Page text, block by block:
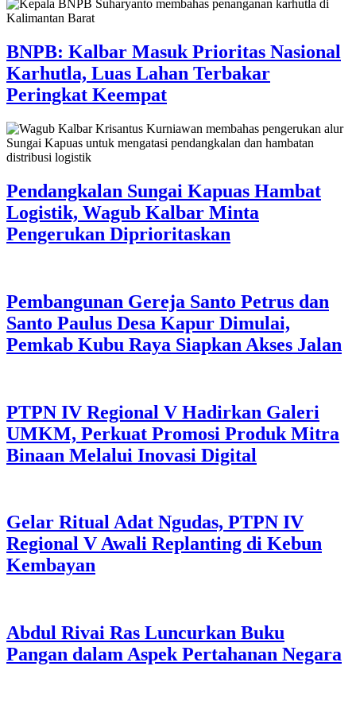
BNPB: Kalbar Masuk Prioritas Nasional
Karhutla, Luas Lahan Terbakar
Peringkat Keempat
Pendangkalan Sungai Kapuas Hambat
Logistik, Wagub Kalbar Minta
Pengerukan Diprioritaskan
Pembangunan Gereja Santo Petrus dan
Santo Paulus Desa Kapur Dimulai,
Pemkab Kubu Raya Siapkan Akses Jalan
PTPN IV Regional V Hadirkan Galeri
UMKM, Perkuat Promosi Produk Mitra
Binaan Melalui Inovasi Digital
Gelar Ritual Adat Ngudas, PTPN IV
Regional V Awali Replanting di Kebun
Kembayan
Abdul Rivai Ras Luncurkan Buku
Pangan dalam Aspek Pertahanan Negara